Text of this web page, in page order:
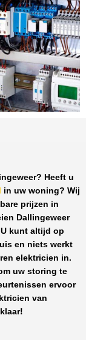
? Heeft u
in uw woning? Wij
prijzen in
Dallingeweer
kunt altijd op
en niets werkt
elektricien in.
uw storing te
ervoor
van